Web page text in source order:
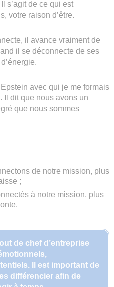
s’agit de ce qui est
votre raison d’être.
il avance vraiment de
il se déconnecte de ses
avec qui je me formais
Il dit que nous avons un
que nous sommes
de notre mission, plus
;
à notre mission, plus
de chef d’entreprise
Il est important de
différencier afin de